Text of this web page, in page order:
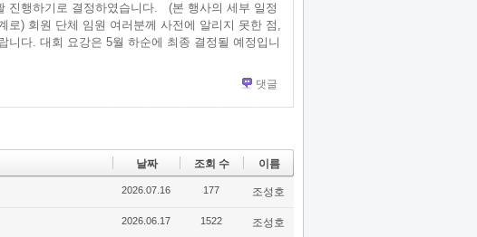
진행하기로 결정하였습니다. (본 행사의 세부 일정
로) 회원 단체 임원 여러분께 사전에 알리지 못한 점,
니다. 대회 요강은 5월 하순에 최종 결정될 예정입니
댓글
날짜 조회 수 이름
2026.07.16 177 조성호
2026.06.17 1522 조성호